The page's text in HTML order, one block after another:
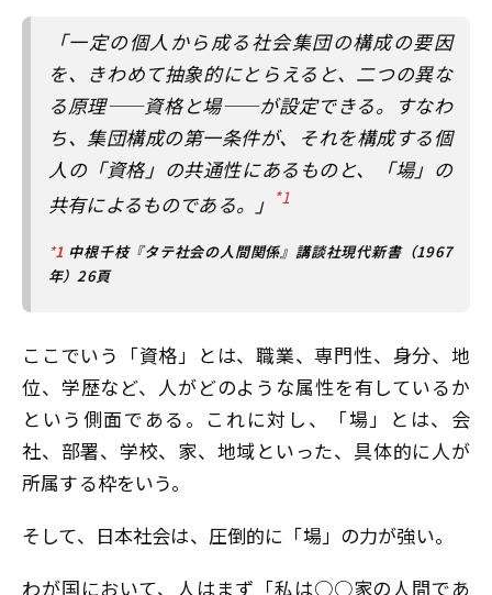
「一定の個人から成る社会集団の構成の要因
を、きわめて抽象的にとらえると、二つの異な
る原理――資格と場――が設定できる。すなわ
ち、集団構成の第一条件が、それを構成する個
人の「資格」の共通性にあるものと、「場」の
共有によるものである。」 *1
*1 中根千枝『タテ社会の人間関係』講談社現代新書（1967
年）26頁
ここでいう「資格」とは、職業、専門性、身分、地
位、学歴など、人がどのような属性を有しているか
という側面である。これに対し、「場」とは、会
社、部署、学校、家、地域といった、具体的に人が
所属する枠をいう。
そして、日本社会は、圧倒的に「場」の力が強い。
わが国において、人はまず「私は○○家の人間であ